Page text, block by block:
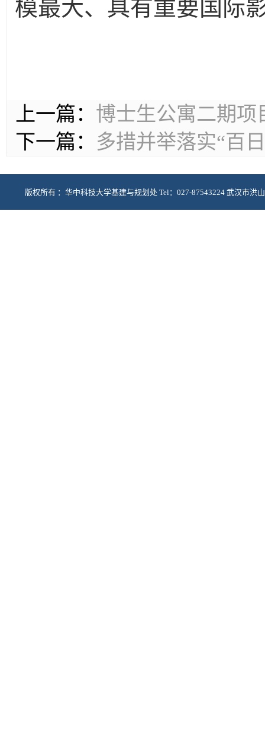
模最大、具有重要国际
上一篇： 博士生公寓二期项
下一篇： 多措并举落实“百
版权所有 ：华中科技大学基建与规划处 Tel：027-87543224 武汉市